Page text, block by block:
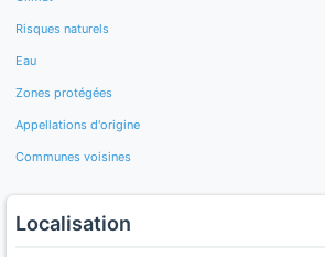
Risques naturels
Eau
Zones protégées
Appellations d'origine
Communes voisines
Localisation